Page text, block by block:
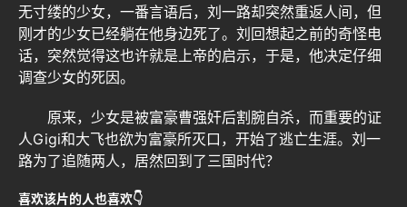
无寸缕的少女，一番言语后，刘一路却突然重返人间，但
刚才的少女已经躺在他身边死了。刘回想起之前的奇怪电
话，突然觉得这也许就是上帝的启示，于是，他决定仔细
调查少女的死因。
原来，少女是被富豪曹强奸后割腕自杀，而重要的证
人Gigi和大飞也欲为富豪所灭口，开始了逃亡生涯。刘一
路为了追随两人，居然回到了三国时代？
喜欢该片的人也喜欢👇